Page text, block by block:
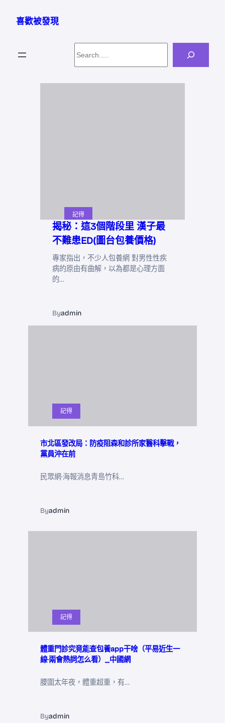
喜歡被發現
記得
揭秘：這3個階段里 漢子最
不難患ED(圖台包養價格)
專家指出，不少人包養網 對男性性疾
病的原由有曲解，以為都是心理方面
的…
Byadmin
記得
市北區發改局：防疫阻森和診所家醫科擊戰，
黨員沖在前
民眾網·海報消息青島竹科…
Byadmin
記得
體重門診究竟能查包養app干啥（平易近生一
線·兩會熱詞怎么看）_中國網
腰圍太年夜，體重超重，有…
Byadmin